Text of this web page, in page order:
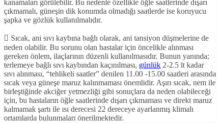
kanamaları görülebilir. Bu nedenle özellikle öğle saatlerinde dışarı
çıkmamalı, güneşin dik konumda olmadığı saatlerde ise koruyucu
şapka ve gözlük kullanılmalıdır.
 Sıcak, ani sıvı kaybına bağlı olarak, ani tansiyon düşmelerine de
neden olabilir. Bu sorunu olan hastalar için öncelikle alınması
gereken önlem, ilaçlarının düzenli kullanılmasıdır. Bunun yanında;
terlemeye bağlı sıvı kaybından kaçınılması, günlük 2-2.5 lt kadar
sıvı alınması, “tehlikeli saatler” denilen 11.00 -15.00 saatleri arasında
sıcak veya güneşe maruz kalınmaması önemlidir. Aşırı sıcak, nem ile
birleştiğinde akciğer yetmezliği gibi sonuçlara da neden olabileceği
için, bu hastaların öğle saatlerinde dışarı çıkmaması ve direkt maruz
kalmamak şartı ile ısı derecesi 22 dereceye ayarlanmış klimalı
ortamlarda bulunmaları önerilmektedir.